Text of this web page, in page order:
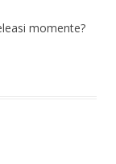
momente?